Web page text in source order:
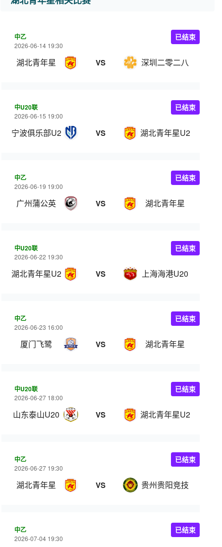
中乙
2026-06-14 19:30
湖北青年星 VS 深圳二零二八
已结束
中U20联
2026-06-15 19:00
宁波俱乐部U20 VS 湖北青年星U20
已结束
中乙
2026-06-19 19:00
广州蒲公英 VS 湖北青年星
已结束
中U20联
2026-06-22 19:30
湖北青年星U20 VS 上海海港U20
已结束
中乙
2026-06-23 16:00
厦门飞鹭 VS 湖北青年星
已结束
中U20联
2026-06-27 18:00
山东泰山U20 VS 湖北青年星U20
已结束
中乙
2026-06-27 19:30
湖北青年星 VS 贵州贵阳竞技
已结束
中乙
2026-07-04 19:30
已结束